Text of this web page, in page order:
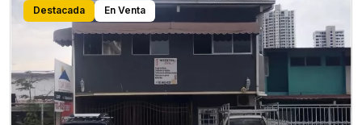
Destacada En Venta